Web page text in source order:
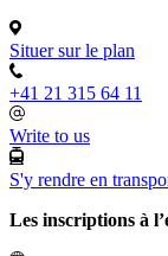
Situer sur le plan
+41 21 315 64 11
Write to us
S'y rendre en
Les inscriptions à